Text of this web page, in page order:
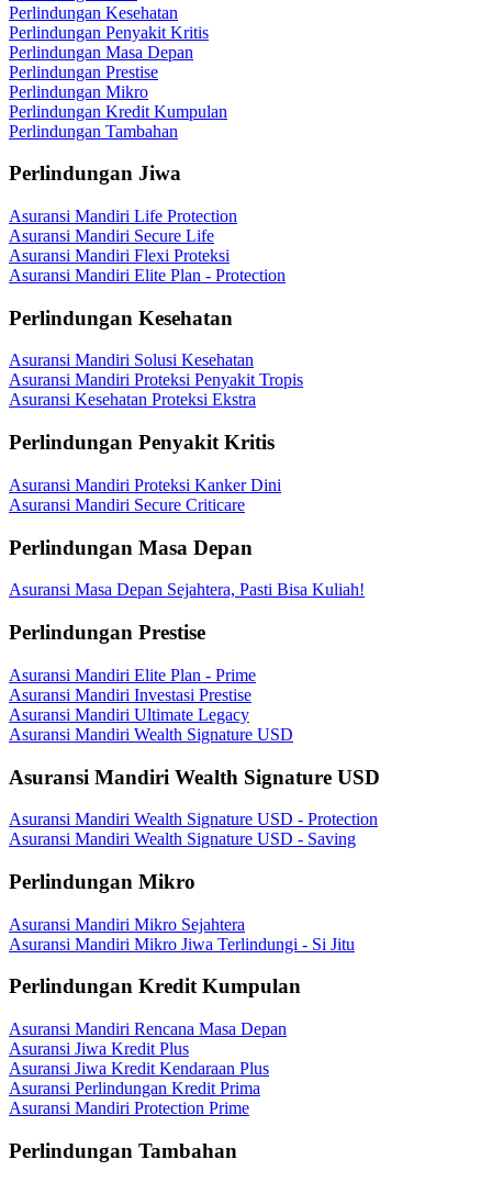
Perlindungan Kesehatan
Perlindungan Penyakit Kritis
Perlindungan Masa Depan
Perlindungan Prestise
Perlindungan Mikro
Perlindungan Kredit Kumpulan
Perlindungan Tambahan
Perlindungan Jiwa
Asuransi Mandiri Life Protection
Asuransi Mandiri Secure Life
Asuransi Mandiri Flexi Proteksi
Asuransi Mandiri Elite Plan - Protection
Perlindungan Kesehatan
Asuransi Mandiri Solusi Kesehatan
Asuransi Mandiri Proteksi Penyakit Tropis
Asuransi Kesehatan Proteksi Ekstra
Perlindungan Penyakit Kritis
Asuransi Mandiri Proteksi Kanker Dini
Asuransi Mandiri Secure Criticare
Perlindungan Masa Depan
Asuransi Masa Depan Sejahtera, Pasti Bisa Kuliah!
Perlindungan Prestise
Asuransi Mandiri Elite Plan - Prime
Asuransi Mandiri Investasi Prestise
Asuransi Mandiri Ultimate Legacy
Asuransi Mandiri Wealth Signature USD
Asuransi Mandiri Wealth Signature USD
Asuransi Mandiri Wealth Signature USD - Protection
Asuransi Mandiri Wealth Signature USD - Saving
Perlindungan Mikro
Asuransi Mandiri Mikro Sejahtera
Asuransi Mandiri Mikro Jiwa Terlindungi - Si Jitu
Perlindungan Kredit Kumpulan
Asuransi Mandiri Rencana Masa Depan
Asuransi Jiwa Kredit Plus
Asuransi Jiwa Kredit Kendaraan Plus
Asuransi Perlindungan Kredit Prima
Asuransi Mandiri Protection Prime
Perlindungan Tambahan